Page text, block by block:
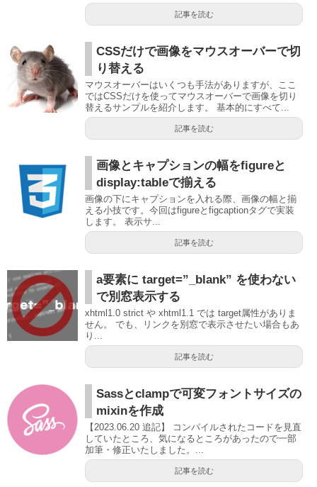
記事を読む
CSSだけで画像をマウスオーバーで切
り替える
マウスオーバーはいくつも手法がありますが、ここ
ではCSSだけを使ってマウスオーバーで画像を切り
替えるサンプルを紹介します。 基本的にすべて...
記事を読む
画像とキャプションの幅をfigureと
display:tableで揃える
画像の下にキャプションを入れる際、画像の幅と揃
える小技です。今回はfigureとfigcaptionタグで実装
します。 表示サ...
記事を読む
a要素に target=”_blank” を使わない
で別窓表示する
xhtml1.0 strict や xhtml1.1 では target属性がありま
せん。 でも、リンクを別窓で表示させたい場合もあ
り...
記事を読む
Sassとclampで可変フォントサイズの
mixinを作成
【2023.06.20 追記】 コンパイルされたコードを見直
していたところ、気になるところがあったので一部
加筆・修正いたしました。...
記事を読む